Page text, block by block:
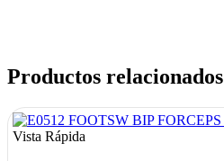
Productos relacionados
Vista Rápida